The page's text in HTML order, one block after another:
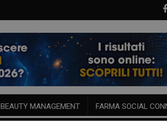
BEAUTY MANAGEMENT FARMA SOCIAL